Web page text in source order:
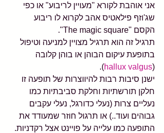
אני אוהבת לקורא "מעויין לריבוע" או כפי
שג'וזף פילאטיס אהב לקרוא לו ריבוע
הקסם "The magic square".
תרגיל זה הוא תרגיל מצויין למניעה וטיפול
בתופעת עיקום הבוהן או בוהן קלובה
(
hallux valgus
).
ישנן סיבות רבות להיווצרות של תופעה זו
חלקן תורשתיות וחלקת סביבתיות כמו
נעליים צרות (נעלי כדורגל, נעלי עקבים
גבוהים ועוד..) או תרגול חוזר שמעודד את
התופעה כמו עלייה על פויינט אצל רקדניות.